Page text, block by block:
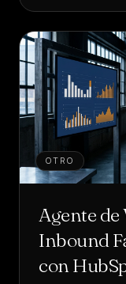
OTRO
Agente de
Inbound
con